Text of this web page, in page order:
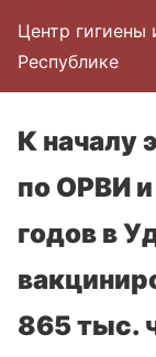
Центр гигиены
Республике
К началу
по ОРВИ
годов в
865 тыс.